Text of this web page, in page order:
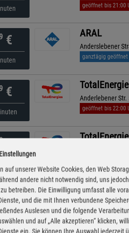
geöffnet bis 21:00
€ ARAL
Anderslebener
ganztägig geöffnet
€ Anderlebener Str.
geöffnet bis 22:00
€
9€ ARAL
Helmstedter
ganztägig geöffnet
auf unserer Website Cookies, den Web
andere nicht notwendig sind, uns
betreiben. Die Einwilligung umfasst alle
und die mit Ihnen verbundene
Auslesen und die folgende
und auf „Alle akzeptieren“ klicken,
ein. Sie können Ihre Auswahl jederzeit